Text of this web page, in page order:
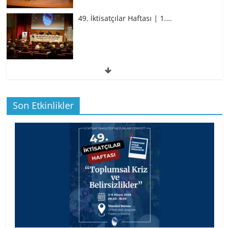
49. İktisatçılar Haftası | 1.…
49. İktisatçılar Haftası | 1.…
BİZ İKTİSATLILAR: İÇİMİZDEN BİRİ PROF.
…
Son Etkinlikler